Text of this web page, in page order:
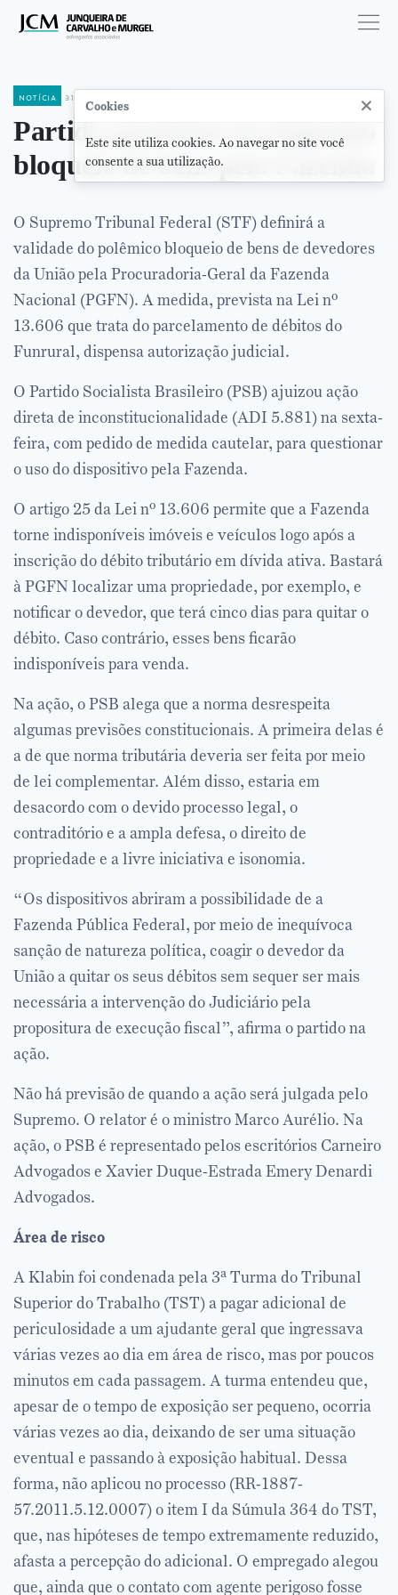
notícia 31 de janeiro de 2018
Partido questiona no Supremo
bloqueio de bens pela Fazenda
O Supremo Tribunal Federal (STF) definirá a
validade do polêmico bloqueio de bens de devedores
da União pela Procuradoria-Geral da Fazenda
Nacional (PGFN). A medida, prevista na Lei nº
13.606 que trata do parcelamento de débitos do
Funrural, dispensa autorização judicial.
O Partido Socialista Brasileiro (PSB) ajuizou ação
direta de inconstitucionalidade (ADI 5.881) na sexta-
feira, com pedido de medida cautelar, para questionar
o uso do dispositivo pela Fazenda.
O artigo 25 da Lei nº 13.606 permite que a Fazenda
torne indisponíveis imóveis e veículos logo após a
inscrição do débito tributário em dívida ativa. Bastará
à PGFN localizar uma propriedade, por exemplo, e
notificar o devedor, que terá cinco dias para quitar o
débito. Caso contrário, esses bens ficarão
indisponíveis para venda.
Na ação, o PSB alega que a norma desrespeita
algumas previsões constitucionais. A primeira delas é
a de que norma tributária deveria ser feita por meio
de lei complementar. Além disso, estaria em
desacordo com o devido processo legal, o
contraditório e a ampla defesa, o direito de
propriedade e a livre iniciativa e isonomia.
“Os dispositivos abriram a possibilidade de a
Fazenda Pública Federal, por meio de inequívoca
sanção de natureza política, coagir o devedor da
União a quitar os seus débitos sem sequer ser mais
necessária a intervenção do Judiciário pela
propositura de execução fiscal”, afirma o partido na
ação.
Não há previsão de quando a ação será julgada pelo
Supremo. O relator é o ministro Marco Aurélio. Na
ação, o PSB é representado pelos escritórios Carneiro
Advogados e Xavier Duque-Estrada Emery Denardi
Advogados.
Área de risco
A Klabin foi condenada pela 3ª Turma do Tribunal
Superior do Trabalho (TST) a pagar adicional de
periculosidade a um ajudante geral que ingressava
várias vezes ao dia em área de risco, mas por poucos
minutos em cada passagem. A turma entendeu que,
apesar de o tempo de exposição ser pequeno, ocorria
várias vezes ao dia, deixando de ser uma situação
eventual e passando à exposição habitual. Dessa
forma, não aplicou no processo (RR-1887-
57.2011.5.12.0007) o item I da Súmula 364 do TST,
que, nas hipóteses de tempo extremamente reduzido,
afasta a percepção do adicional. O empregado alegou
que, ainda que o contato com agente perigoso fosse
Cookies ×
Este site utiliza cookies. Ao navegar no site você
consente a sua utilização.